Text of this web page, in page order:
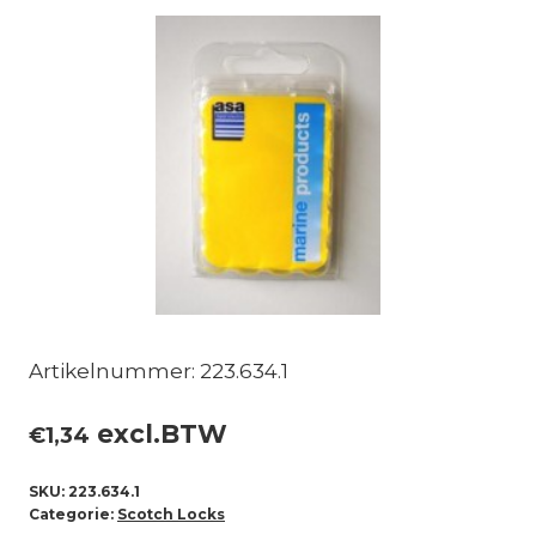
Artikelnummer: 223.634.1
€1,34 excl.BTW
SKU: 223.634.1
Categorie: Scotch Locks